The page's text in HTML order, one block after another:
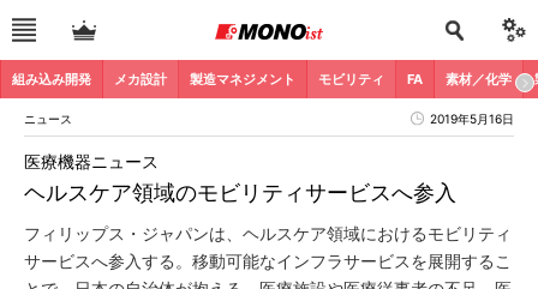
組み込み開発 メカ設計 製造マネジメント モビリティ FA 素材／化学
ニュース 2019年5月16日
ヘルスケア領域のモビリティサービスへ参入
医療機器ニュース
フィリップス・ジャパンは、ヘルスケア領域におけるモビリティ
サービスへ参入する。移動可能なインフラサービスを展開するこ